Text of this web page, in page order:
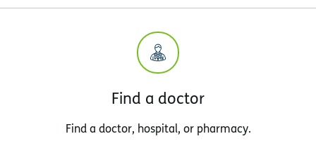
Find a doctor
Find a doctor, hospital, or pharmacy.